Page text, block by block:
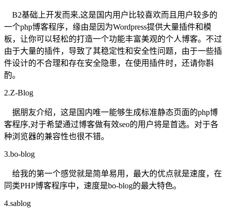
B2基础上开发而来,这是国内用户比较喜欢而且用户较多的
一个php博客程序，缘由是因为Wordpress提供大量插件和模
板，让你可以轻松的打造一个功能丰富美观的个人博客。不过
由于大量的插件，导致了其稳定性和安全性问题，由于一些插
件设计的不合理和存在安全隐患，在使用插件时，还请你斟
酌。
2.Z-Blog
据朋友介绍，这是国内唯一能够生成标准静态页面的php博
客程序,对于希望通过博客做有效seo的用户将是首选。对于各
种浏览器的兼容性也很不错。
3.bo-blog
给我的第一个感觉就是简单易用，最大的优点就是速度，在
同类PHP博客程序中，速度是bo-blog的最大特色。
4.sablog